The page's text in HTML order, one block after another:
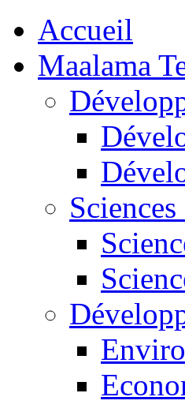
Accueil
Maalama